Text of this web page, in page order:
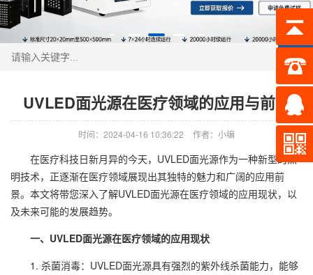
搜索
UVLED面光源在医疗领域的应用与前景
时间：2024-04-16 10:36:22 作者：小编
在医疗科技日新月异的今天，UVLED面光源作为一种新型的照
明技术，正逐渐在医疗领域展现出其独特的魅力和广阔的应用前
景。本文将带您深入了解UVLED面光源在医疗领域的应用现状，以
及未来可能的发展趋势。
一、UVLED面光源在医疗领域的应用现状
1. 杀菌消毒：UVLED面光源具有强烈的紫外线杀菌能力，能够